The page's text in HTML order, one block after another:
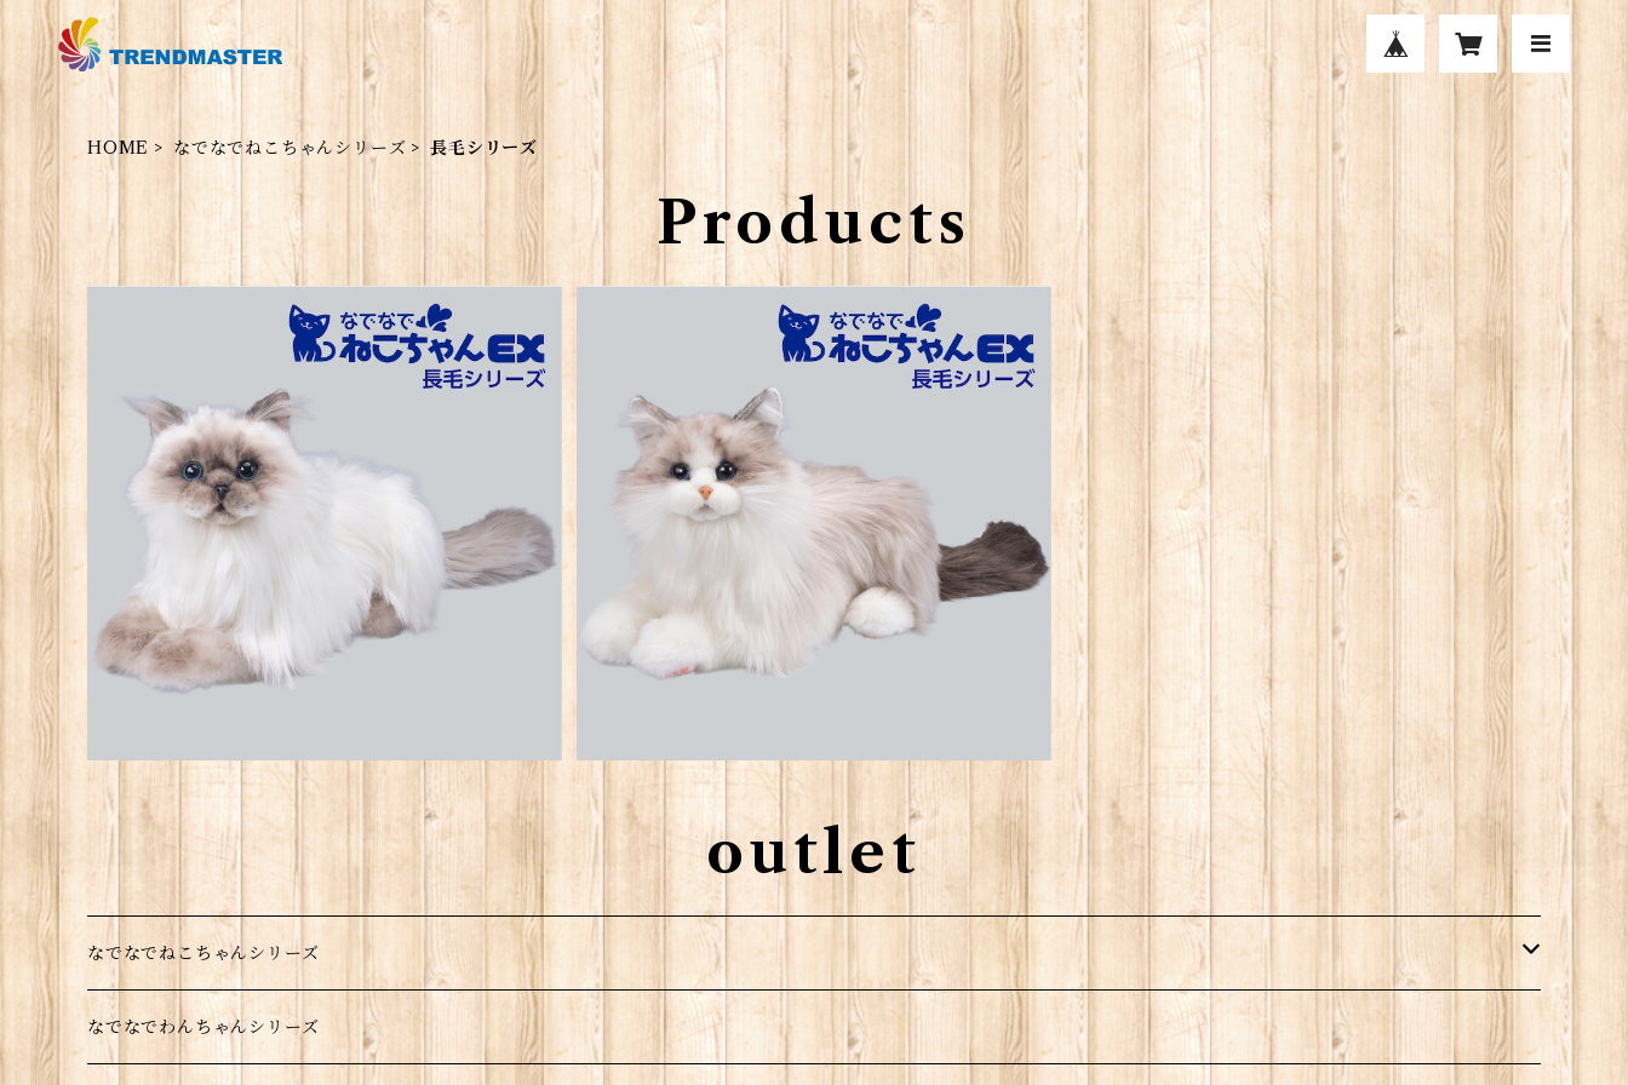
HOME なでなでねこちゃんシリーズ 長毛シリーズ
Products
なでなでねこちゃんEX長毛シリーズ ヒマラヤン
なでなでねこちゃんEX長毛シリーズ ラグドール
¥18,480
outlet
なでなでねこちゃんシリーズ
EX
なでなでわんちゃんシリーズ